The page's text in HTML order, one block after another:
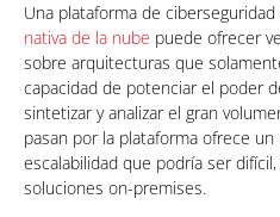
Una plataforma de
nativa de la nube puede ofrecer
sobre arquitecturas que
capacidad de potenciar el poder
sintetizar y analizar el gran
pasan por la plataforma ofrece
escalabilidad que podría ser
soluciones on-premises.